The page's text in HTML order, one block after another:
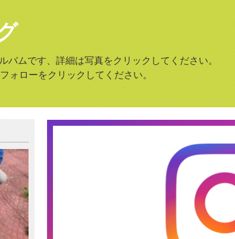
バムです、詳細は写真をクリックしてください。
ォローをクリックしてください。